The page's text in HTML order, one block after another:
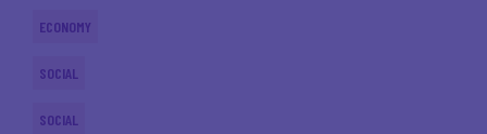
ECONOMY
SOCIAL
SOCIAL